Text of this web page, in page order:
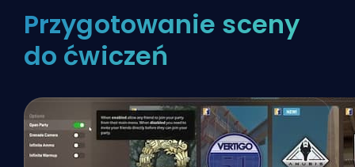
Przygotowanie sceny
do ćwiczeń